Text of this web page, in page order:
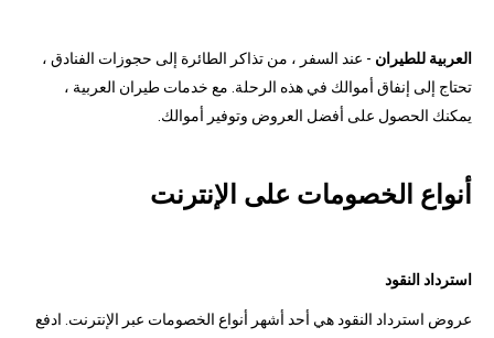
العربية للطيران - عند السفر ، من تذاكر الطائرة إلى حجوزات الفنادق ،
تحتاج إلى إنفاق أموالك في هذه الرحلة. مع خدمات طيران العربية ،
يمكنك الحصول على أفضل العروض وتوفير أموالك.
أنواع الخصومات على الإنترنت
استرداد النقود
عروض استرداد النقود هي أحد أشهر أنواع الخصومات عبر الإنترنت. ادفع